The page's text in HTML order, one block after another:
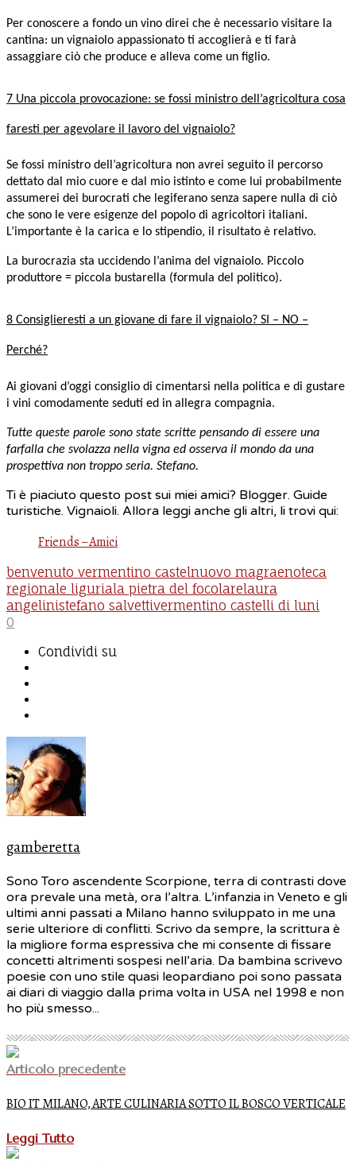
Per conoscere a fondo un vino direi che è necessario visitare la
cantina: un vignaiolo appassionato ti accoglierà e ti farà
assaggiare ciò che produce e alleva come un figlio.
7 Una piccola provocazione: se fossi ministro dell’agricoltura cosa
faresti per agevolare il lavoro del vignaiolo?
Se fossi ministro dell’agricoltura non avrei seguito il percorso
dettato dal mio cuore e dal mio istinto e come lui probabilmente
assumerei dei burocrati che legiferano senza sapere nulla di ciò
che sono le vere esigenze del popolo di agricoltori italiani.
L’importante è la carica e lo stipendio, il risultato è relativo.
La burocrazia sta uccidendo l’anima del vignaiolo. Piccolo
produttore = piccola bustarella (formula del politico).
8 Consiglieresti a un giovane di fare il vignaiolo? SI – NO –
Perché?
Ai giovani d’oggi consiglio di cimentarsi nella politica e di gustare
i vini comodamente seduti ed in allegra compagnia.
Tutte queste parole sono state scritte pensando di essere una
farfalla che svolazza nella vigna ed osserva il mondo da una
prospettiva non troppo seria. Stefano.
Ti è piaciuto questo post sui miei amici? Blogger. Guide
turistiche. Vignaioli. Allora leggi anche gli altri, li trovi qui:
Friends – Amici
benvenuto vermentino castelnuovo magraenoteca
regionale liguriala pietra del focolarelaura
angelinistefano salvettivermentino castelli di luni
0
Condividi su
gamberetta
Sono Toro ascendente Scorpione, terra di contrasti dove
ora prevale una metà, ora l’altra. L’infanzia in Veneto e gli
ultimi anni passati a Milano hanno sviluppato in me una
serie ulteriore di conflitti. Scrivo da sempre, la scrittura è
la migliore forma espressiva che mi consente di fissare
concetti altrimenti sospesi nell’aria. Da bambina scrivevo
poesie con uno stile quasi leopardiano poi sono passata
ai diari di viaggio dalla prima volta in USA nel 1998 e non
ho più smesso...
Articolo precedente
BIO IT MILANO, ARTE CULINARIA SOTTO IL BOSCO VERTICALE
Leggi Tutto